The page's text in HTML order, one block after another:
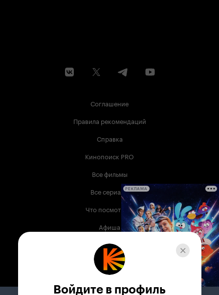
Соглашение
Правила рекомендаций
Справка
Кинопоиск PRO
Все фильмы
Все сериалы
Что посмотреть
Афиша
Музыка
Телепрограмма
РЕКЛАМА
Войдите в профиль